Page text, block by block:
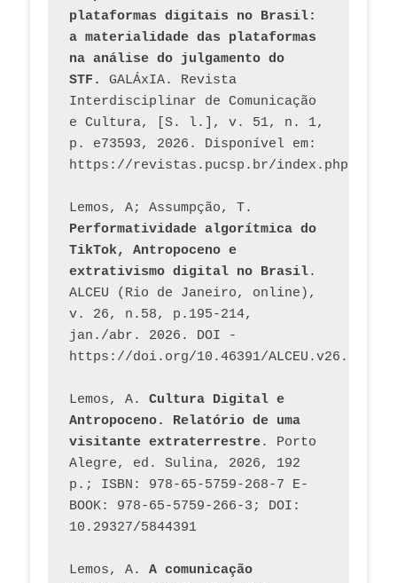
plataformas digitais no Brasil:
a materialidade das plataformas
na análise do julgamento do
STF.
GALÁxIA. Revista
Interdisciplinar de Comunicação
e Cultura, [S. l.], v. 51, n. 1,
p. e73593, 2026. Disponível em:
Performatividade algorítmica do
TikTok, Antropoceno e
extrativismo digital no Brasil.
ALCEU (Rio de Janeiro, online),
v. 26, n.58, p.195-214,
jan./abr. 2026. DOI -
https://doi.org/10.46391/
Lemos, A. Cultura Digital e
Antropoceno. Relatório de uma
visitante extraterrestre. Porto
Alegre, ed. Sulina, 2026, 192
p.; ISBN: 978-65-5759-268-7 E-
BOOK: 978-65-5759-266-3; DOI:
10.29327/5844391
Lemos, A. A comunicação